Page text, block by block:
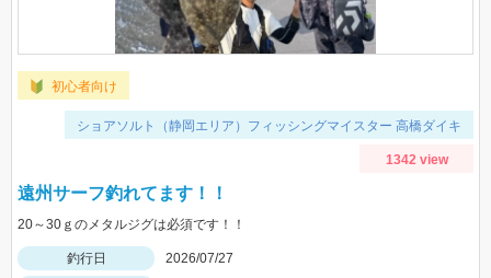
初心者向け
ショアソルト（静岡エリア）フィッシングマイスター 高橋ダイキ
1342 view
遠州サーフ釣れてます！！
20～30ｇのメタルジグは必須です！！
釣行日
2026/07/27